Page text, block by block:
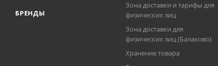
БРЕНДЫ
Зона доставки и тарифы для
физических лиц
Зона доставки для
физических лиц (Балаково)
Хранение товара